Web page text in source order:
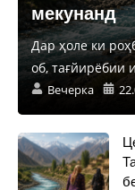
мекунанд
Дар ҳоле ки
об, тағйирёбии
Вечерка